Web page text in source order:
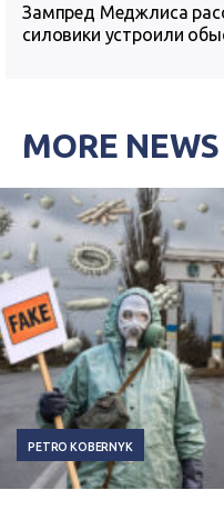
Зампред Меджлиса
силовики устроили
MORE NEWS
PETRO KOBERNYK